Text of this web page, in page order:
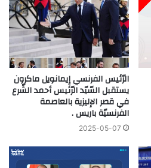
الرّئيس الفرنسي إيمانويل ماكرون
يستقبل السّيّد الرّئيس أحمد الشّرع
في قصر الإليزية بالعاصمة
الفرنسيّة باريس .
2025-05-07